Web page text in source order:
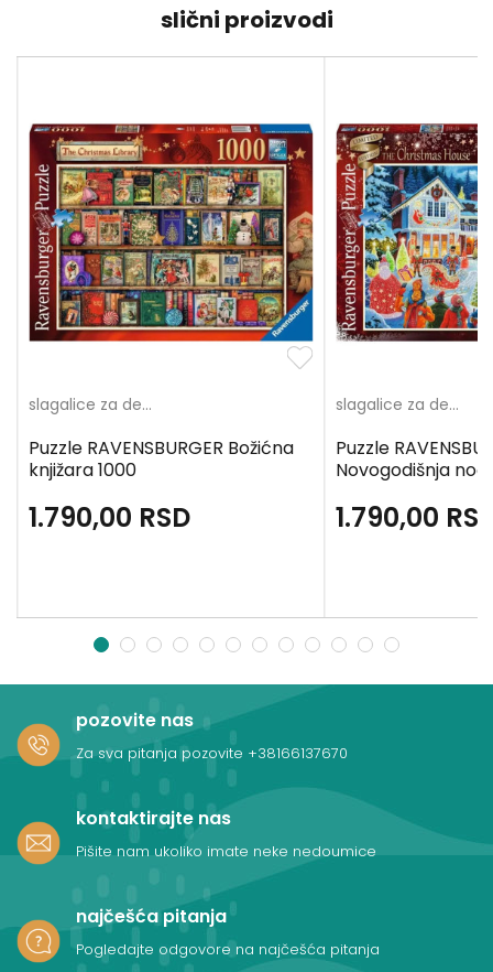
slični proizvodi
slagalice za decu
Puzzle RAVENSBURGER Božićna
knjižara 1000
1.790,00 RSD
slagalice za decu
Puzzle
Novogodišnja noć
1.790,00
1 2 3 4 5 6 7 8 9 10 11 12
pozovite nas
Za sva pitanja pozovite +38166137670
kontaktirajte nas
Pišite nam ukoliko imate neke nedoumice
najčešća pitanja
Pogledajte odgovore na najčešća pitanja